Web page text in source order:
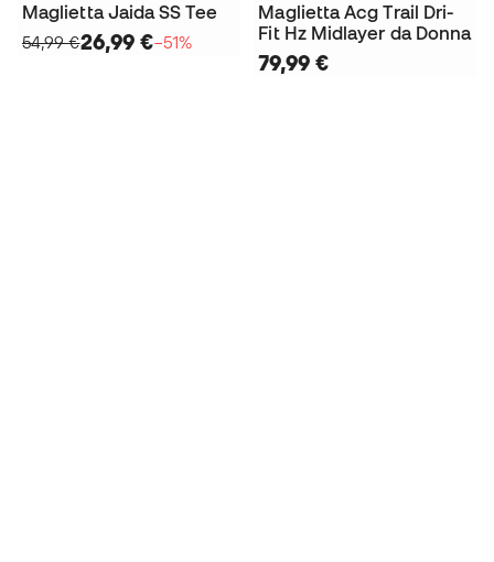
Maglietta Jaida SS Tee
54,99 €26,99 €−51%
Maglietta Acg Trail Dri-
Fit Hz Midlayer da Donna
79,99 €